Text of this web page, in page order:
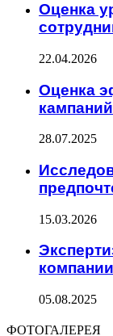
Оценка
22.04.2026
Оценка
кампаний
28.07.2025
15.03.2026
компании
05.08.2025
ФОТОГАЛЕРЕЯ